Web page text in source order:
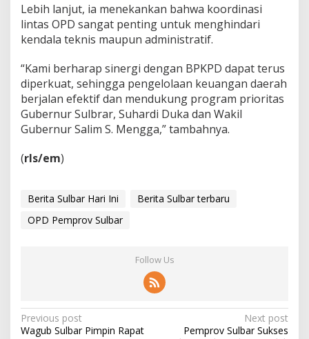
Lebih lanjut, ia menekankan bahwa koordinasi
lintas OPD sangat penting untuk menghindari
kendala teknis maupun administratif.
“Kami berharap sinergi dengan BPKPD dapat terus
diperkuat, sehingga pengelolaan keuangan daerah
berjalan efektif dan mendukung program prioritas
Gubernur Sulbrar, Suhardi Duka dan Wakil
Gubernur Salim S. Mengga,” tambahnya.
(rls/em)
Berita Sulbar Hari Ini
Berita Sulbar terbaru
OPD Pemprov Sulbar
Follow Us
P
Previous post
Wagub Sulbar Pimpin Rapat
Next post
Pemprov Sulbar Sukses